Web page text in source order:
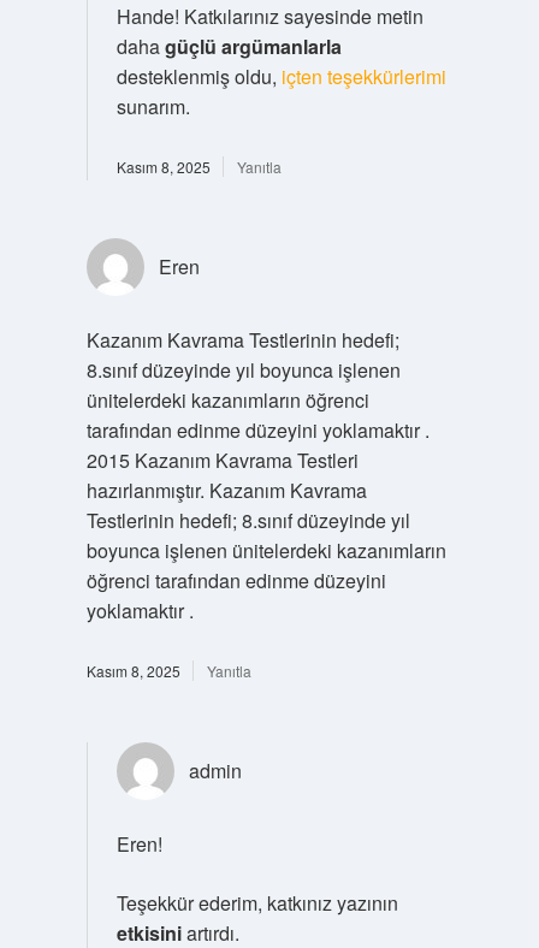
Hande! Katkılarınız sayesinde metin
dahagüçlü argümanlarla
desteklenmiş oldu, içten teşekkürlerimi
sunarım.
Kasım 8, 2025 Yanıtla
Eren
Kazanım Kavrama Testlerinin hedefi;
8.sınıf düzeyinde yıl boyunca işlenen
ünitelerdeki kazanımların öğrenci
tarafından edinme düzeyini yoklamaktır .
2015 Kazanım Kavrama Testleri
hazırlanmıştır. Kazanım Kavrama
Testlerinin hedefi; 8.sınıf düzeyinde yıl
boyunca işlenen ünitelerdeki kazanımların
öğrenci tarafından edinme düzeyini
yoklamaktır .
Kasım 8, 2025 Yanıtla
admin
Eren!
Teşekkür ederim, katkınız yazının
etkisiniartırdı.